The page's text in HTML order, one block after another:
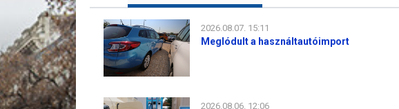
2026.08.07. 15:11
Meglódult a használtautóimport
2026.08.06. 12:06